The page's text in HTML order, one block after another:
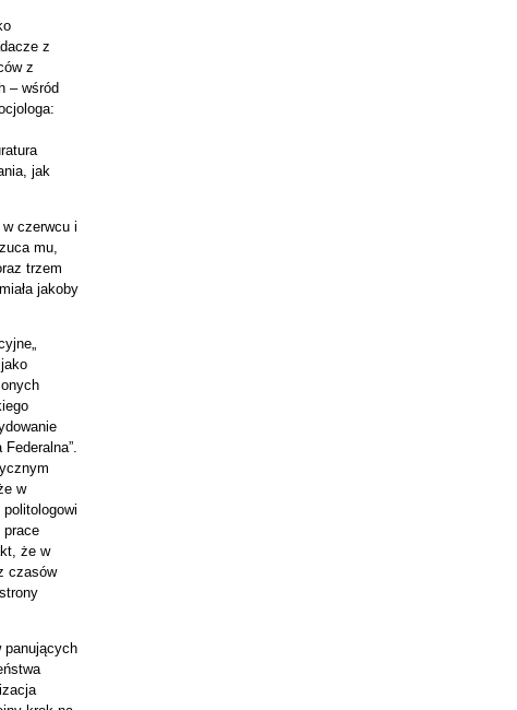
z
z
– wśród
jak
czerwcu i
mu,
trzem
jakoby
w
prace
że w
czasów
panujących